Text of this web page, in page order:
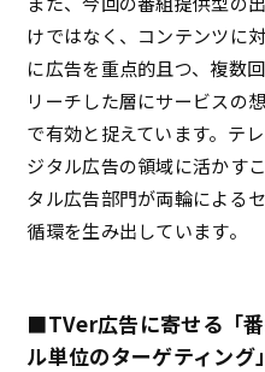
けではなく、コンテンツに
に広告を重点的且つ、複数
リーチした層にサービスの
で有効と捉えています。テ
ジタル広告の領域に活かす
タル広告部門が両輪による
循環を生み出しています。
■TVer広告に寄せる「
ル単位のターゲティング